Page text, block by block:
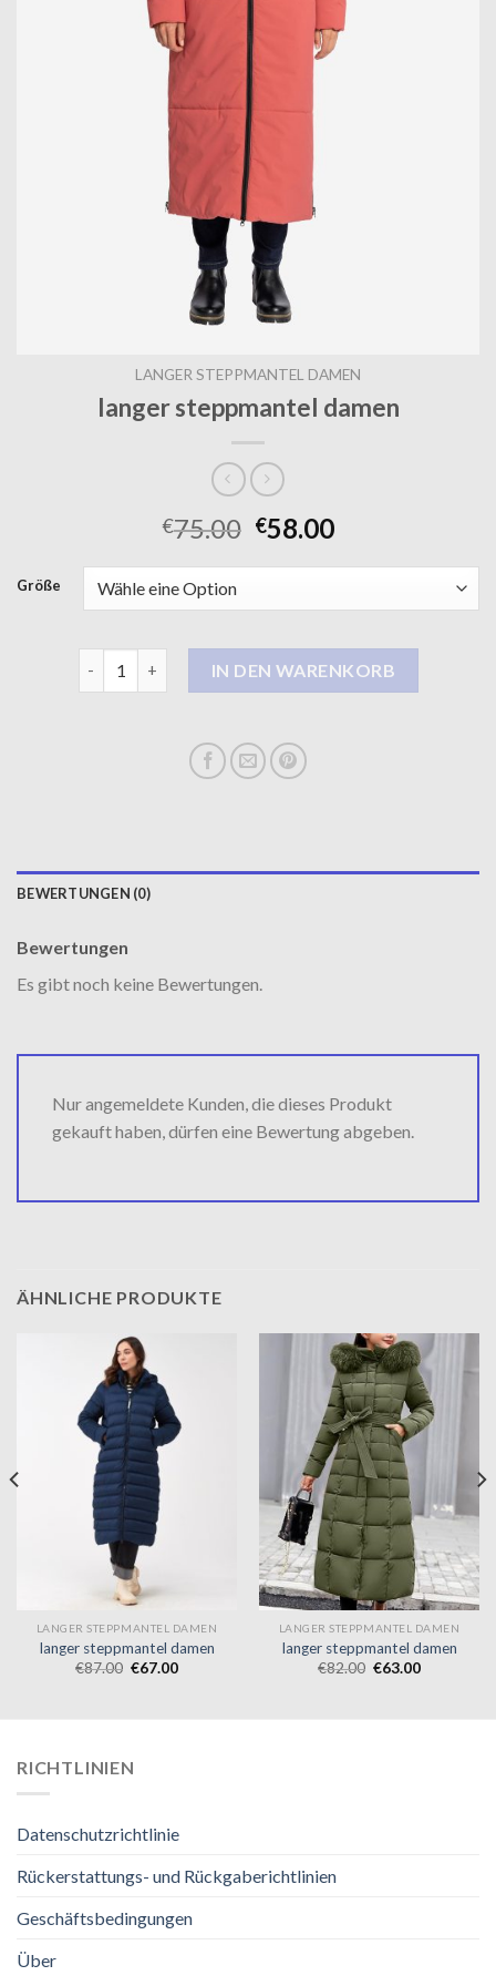
LANGER STEPPMANTEL DAMEN
langer steppmantel damen
€75.00 €58.00
Größe
IN DEN WARENKORB
BEWERTUNGEN (0)
Bewertungen
Es gibt noch keine Bewertungen.
Nur angemeldete Kunden, die dieses Produkt
gekauft haben, dürfen eine Bewertung abgeben.
ÄHNLICHE PRODUKTE
LANGER STEPPMANTEL DAMEN
langer steppmantel damen
€87.00 €67.00
LANGER STEPPMANTEL DAMEN
langer steppmantel damen
€82.00 €63.00
RICHTLINIEN
Datenschutzrichtlinie
Rückerstattungs- und Rückgaberichtlinien
Geschäftsbedingungen
Über